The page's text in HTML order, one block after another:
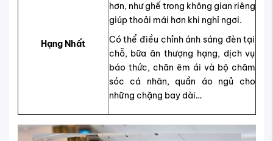
Hạng Nhất
hơn, như ghế trong không gian riêng
giúp thoải mái hơn khi nghỉ ngơi.
Có thể điều chỉnh ánh sáng đèn tại
chỗ, bữa ăn thượng hạng, dịch vụ
báo thức, chăn êm ái và bộ chăm
sóc cá nhân, quần áo ngủ cho
những chặng bay dài…